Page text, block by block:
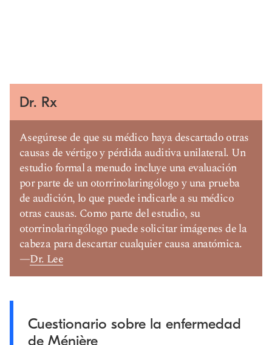
Dr. Rx
Asegúrese de que su médico haya descartado otras
causas de vértigo y pérdida auditiva unilateral. Un
estudio formal a menudo incluye una evaluación
por parte de un otorrinolaringólogo y una prueba
de audición, lo que puede indicarle a su médico
otras causas. Como parte del estudio, su
otorrinolaringólogo puede solicitar imágenes de la
cabeza para descartar cualquier causa anatómica.
—Dr. Lee
Cuestionario sobre la enfermedad
de Ménière